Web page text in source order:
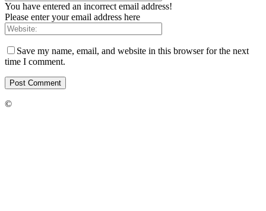
You have entered an incorrect email address!
Please enter your email address here
Save my name, email, and website in this browser for the next
time I comment.
©